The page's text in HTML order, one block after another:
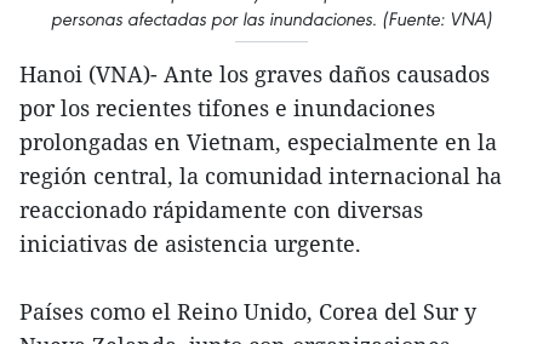
personas afectadas por las inundaciones. (Fuente: VNA)
Hanoi (VNA)- Ante los graves daños causados
por los recientes tifones e inundaciones
prolongadas en Vietnam, especialmente en la
región central, la comunidad internacional ha
reaccionado rápidamente con diversas
iniciativas de asistencia urgente.
Países como el Reino Unido, Corea del Sur y